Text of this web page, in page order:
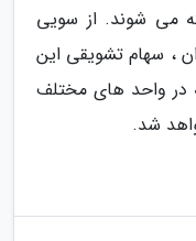
می شوند. از سویی
، سهام تشویقی این
در واحد های مختلف
شد.